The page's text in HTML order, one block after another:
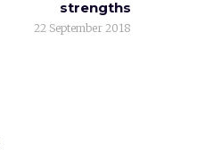
strengths
22 September 2018